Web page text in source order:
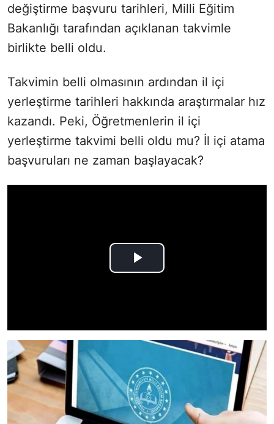
değiştirme başvuru tarihleri, Milli Eğitim
Bakanlığı tarafından açıklanan takvimle
birlikte belli oldu.
Takvimin belli olmasının ardından il içi
yerleştirme tarihleri hakkında araştırmalar hız
kazandı. Peki, Öğretmenlerin il içi
yerleştirme takvimi belli oldu mu? İl içi atama
başvuruları ne zaman başlayacak?